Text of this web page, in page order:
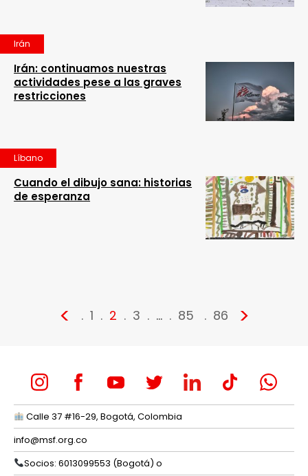
Irán
Irán: continuamos nuestras
actividades pese a las graves
restricciones
Líbano
Cuando el dibujo sana: historias
de esperanza
< 1 2 3 … 85 86 >
Calle 37 #16-29, Bogotá, Colombia
info@msf.org.co
Socios: 6013099553 (Bogotá) o